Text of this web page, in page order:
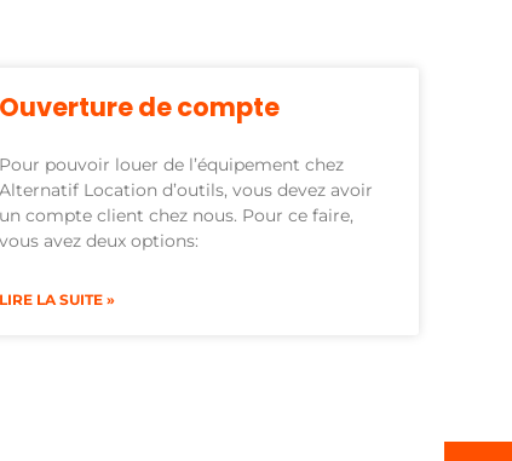
Ouverture de compte
Pour pouvoir louer de l’équipement chez
Alternatif Location d’outils, vous devez avoir
un compte client chez nous. Pour ce faire,
vous avez deux options:
LIRE LA SUITE »